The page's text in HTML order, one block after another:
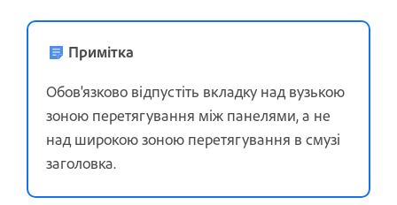
Примітка
Обов'язково відпустіть вкладку над вузькою
зоною перетягування між панелями, а не
над широкою зоною перетягування в смузі
заголовка.